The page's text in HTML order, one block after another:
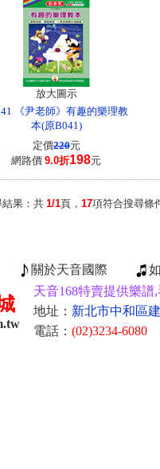
放大圖示
《尹老師》有趣的樂理教
本(原B041)
定價220元
網路價9.0折198元
結果：共 1/1頁， 17項符合搜尋條
關於天音國際
天音168特賣提供樂
地址： 新北市中和區
電話： (02)3234-6080